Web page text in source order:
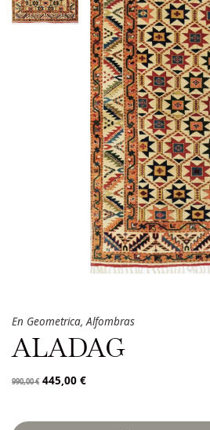
En Geometrica,Alfombras
ALADAG
990,00€ 445,00 €